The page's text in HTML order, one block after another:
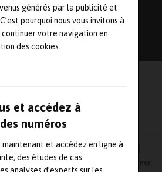
générés par la publicité et
pourquoi nous vous invitons à
continuer votre navigation en
des cookies.
et accédez à
numéros
maintenant et accédez en ligne à
des études de cas
Newsletter Vidéos S'abonner